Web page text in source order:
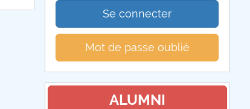
Se connecter
Mot de passe oublié
ALUMNI